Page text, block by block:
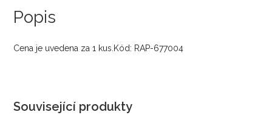
Popis
Cena je uvedena za 1 kus.Kód: RAP-677004
Související produkty